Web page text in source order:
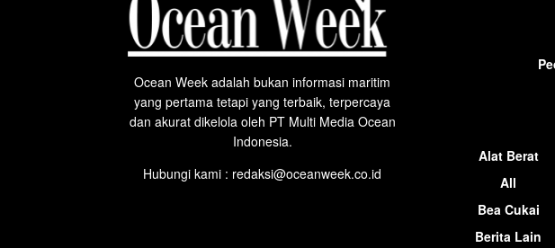
Ocean Week adalah bukan informasi maritim
yang pertama tetapi yang terbaik, terpercaya
dan akurat dikelola oleh PT Multi Media Ocean
Indonesia.
Hubungi kami : redaksi@oceanweek.co.id
Alat Berat
All
Bea Cukai
Berita Lain